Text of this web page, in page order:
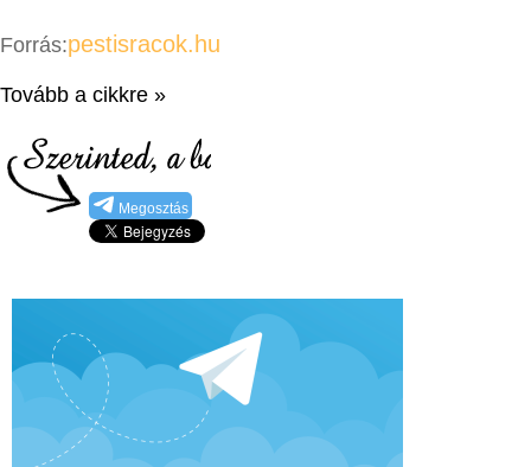
Forrás:pestisracok.hu
Tovább a cikkre »
Megosztás